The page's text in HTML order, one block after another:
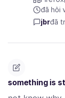
đã hỏi
jbrđã
something is